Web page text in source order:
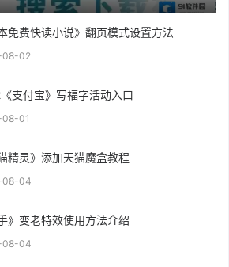
免费快读小说》翻页模式设置方法
08-02
支付宝》写福字活动入口
01
精灵》添加天猫魔盒教程
08-04
》变老特效使用方法介绍
08-04